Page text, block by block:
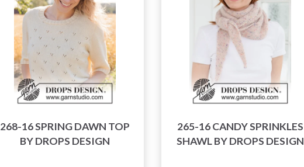
268-16 SPRING DAWN TOP
BY DROPS DESIGN
265-16 CANDY SPRINKLES
SHAWL BY DROPS DESIGN